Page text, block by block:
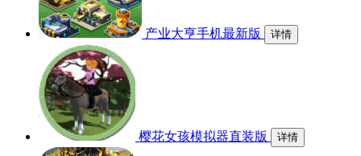
产业大亨手机最新版 详情
樱花女孩模拟器直装版 详情